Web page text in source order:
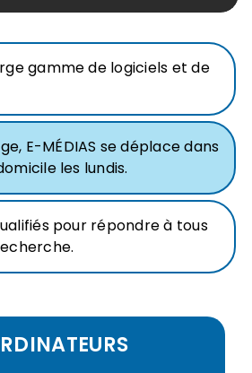
gamme de logiciels et de
E-MÉDIAS se déplace dans
les lundis.
pour répondre à tous